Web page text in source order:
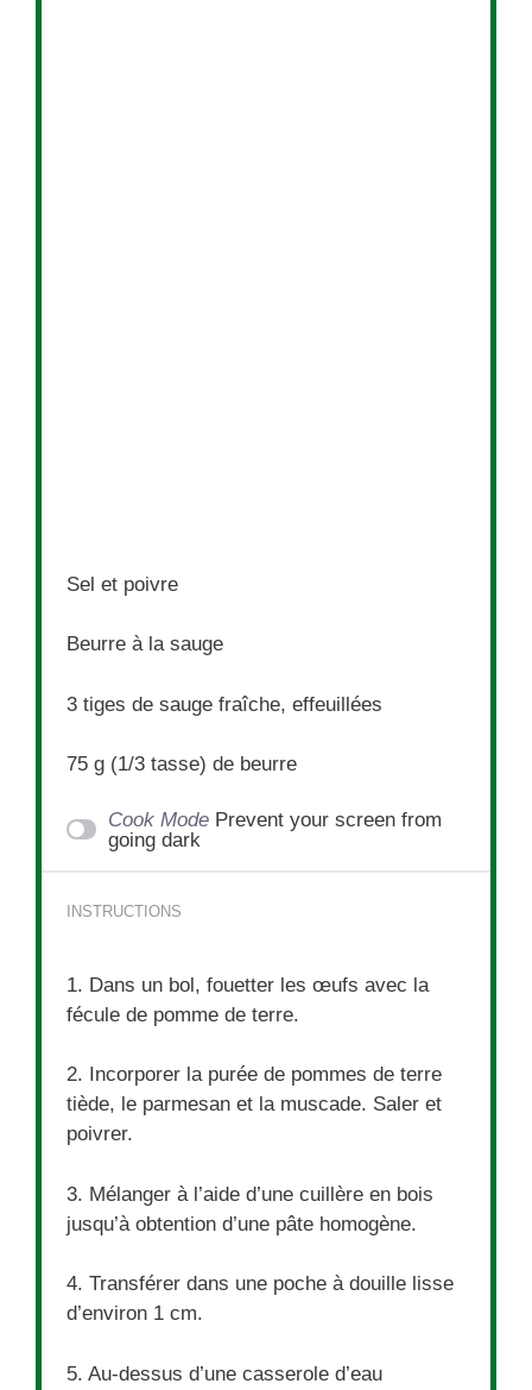
Sel et poivre
Beurre à la sauge
3 tiges de sauge fraîche, effeuillées
75 g (1/3 tasse) de beurre
Cook Mode Prevent your screen from
going dark
INSTRUCTIONS
1. Dans un bol, fouetter les œufs avec la
fécule de pomme de terre.
2. Incorporer la purée de pommes de terre
tiède, le parmesan et la muscade. Saler et
poivrer.
3. Mélanger à l’aide d’une cuillère en bois
jusqu’à obtention d’une pâte homogène.
4. Transférer dans une poche à douille lisse
d’environ 1 cm.
5. Au-dessus d’une casserole d’eau